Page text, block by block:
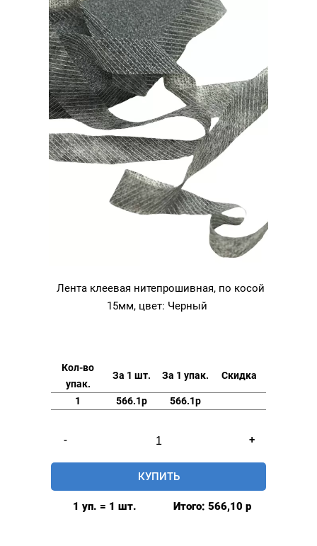
Лента клеевая нитепрошивная, по косой
15мм, цвет: Черный
Кол-во
упак.
За 1 шт. За 1 упак. Скидка
1 566.1р 566.1р
-
товара
Лента
клеевая
нитепрошивная,
+
КУПИТЬ
1 уп. = 1 шт. Итого: 566,10 р